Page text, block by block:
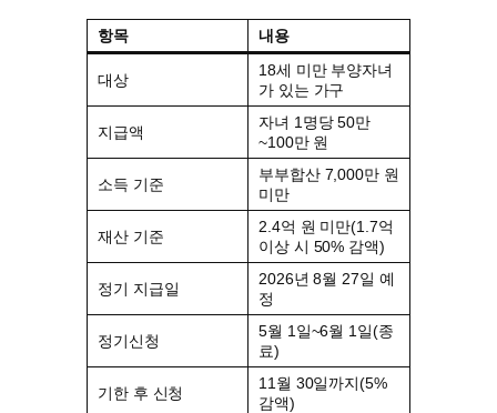
항목 내용
대상
18세 미만 부양자녀
가 있는 가구
지급액
자녀 1명당 50만
~100만 원
소득 기준
부부합산 7,000만 원
미만
재산 기준
2.4억 원 미만(1.7억
이상 시 50% 감액)
정기 지급일
2026년 8월 27일 예
정
정기신청
5월 1일~6월 1일(종
료)
기한 후 신청
11월 30일까지(5%
감액)